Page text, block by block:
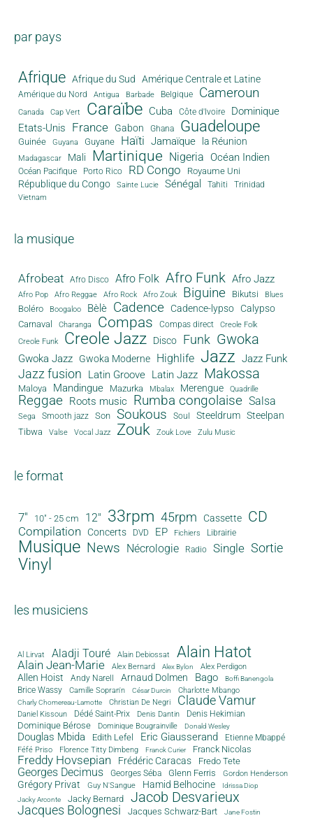
par pays
Afrique Afrique du Sud Amérique Centrale et Latine
Amérique du Nord Antigua Barbade Belgique Cameroun
Canada Cap Vert Caraïbe Cuba Côte d'Ivoire
Dominique
Etats-Unis
France Gabon Ghana Guadeloupe
Guinée Guyana Guyane Haïti Jamaïque la Réunion
Madagascar Mali Martinique Nigeria Océan Indien
Océan Pacifique Porto Rico RD Congo Royaume Uni
République du Congo Sainte Lucie Sénégal Tahiti Trinidad
Vietnam
la musique
Afrobeat Afro Disco Afro Folk Afro Funk Afro Jazz
Afro Pop Afro Reggae Afro Rock Afro Zouk Biguine Bikutsi Blues
Boléro Boogaloo Bèlè Cadence Cadence-lypso Calypso
Carnaval Charanga Compas Compas direct
Creole Folk
Creole Funk
Creole Jazz Disco Funk Gwoka
Gwoka Jazz Gwoka Moderne Highlife Jazz Jazz Funk
Jazz fusion Latin Groove Latin Jazz Makossa
Maloya Mandingue Mazurka Mbalax Merengue Quadrille
Reggae Roots music Rumba congolaise Salsa
Sega Smooth jazz Son Soukous Soul Steeldrum Steelpan
Tibwa Valse Vocal Jazz Zouk Zouk Love Zulu Music
le format
7" 10" - 25 cm 12" 33rpm 45rpm Cassette CD
Compilation Concerts DVD EP Fichiers Librairie
Musique News Nécrologie Radio Single Sortie
Vinyl
les musiciens
Al Lirvat Aladji Touré Alain Debiossat Alain Hatot
Alain Jean-Marie Alex Bernard Alex Bylon Alex Perdigon
Allen Hoist Andy Narell Arnaud Dolmen Bago Boffi Banengola
Brice Wassy Camille Sopran'n César Durcin Charlotte Mbango
Charly Chomereau-Lamotte Christian De Negri Claude Vamur
Daniel Kissoun Dédé Saint-Prix Denis Dantin Denis Hekimian
Dominique Bérose Dominique Bougrainville Donald Wesley
Douglas Mbida Edith Lefel Eric Giausserand Etienne Mbappé
Féfé Priso Florence Titty Dimbeng Franck Curier Franck Nicolas
Freddy Hovsepian Frédéric Caracas Fredo Tete
Georges Decimus Georges Séba Glenn Ferris Gordon Henderson
Grégory Privat Guy N'Sangue Hamid Belhocine
Idrissa Diop
Jacky Arconte
Jacky Bernard Jacob Desvarieux
Jacques Bolognesi Jacques Schwarz-Bart Jane Fostin